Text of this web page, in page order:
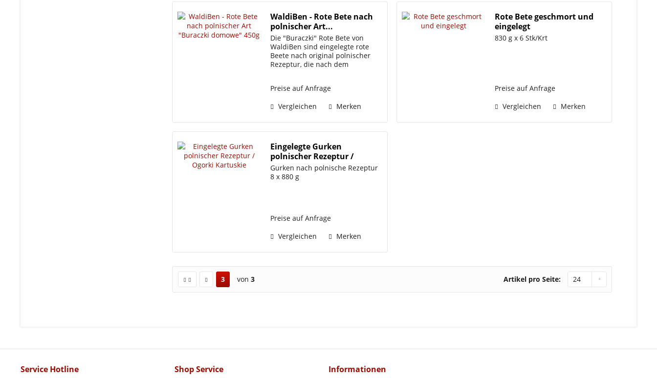
WaldiBen - Rote Bete nach
polnischer Art...
Die "Buraczki" Rote Bete von
WaldiBen sind eingelegte rote
Beete nach original polnischer
Rezeptur, die nach dem
traditionelle
den vollen Geschmack und die...
Preise auf Anfrage
Vergleichen
Merken
Rote Bete geschmort und
eingelegt
830 g x 6 Stk/Krt
Preise auf Anfrage
Vergleichen
Merken
Eingelegte Gurken
polnischer Rezeptur /
Ogorki...
Gurken nach polnische Rezeptur
8 x 880 g
Preise auf Anfrage
Vergleichen
Merken
3 von 3 Artikel pro Seite:
Service Hotline Shop Service Informationen